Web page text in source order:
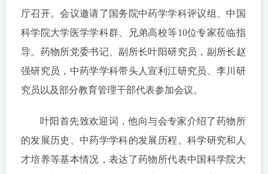
厅召开。会议邀请了国务院中药学学科评议组、中国
科学院大学医学学科群、兄弟高校等10位专家莅临指
导。药物所党委书记、副所长叶阳研究员，副所长赵
强研究员，中药学学科带头人宣利江研究员、李川研
究员以及部分教育管理干部代表参加会议。
叶阳首先致欢迎词，他向与会专家介绍了药物所
的发展历史、中药学学科的发展历程、科学研究和人
才培养等基本情况，表达了药物所代表中国科学院大